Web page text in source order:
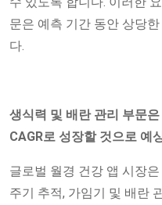
문은 예측 기간 동안 상당
다.
생식력 및 배란 관리 부문
CAGR로 성장할 것으로 예
글로벌 월경 건강 앱 시장
주기 추적, 가임기 및 배란